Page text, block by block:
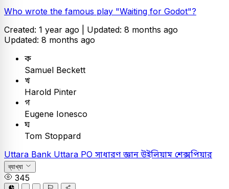
Who wrote the famous play "Waiting for Godot"?
Created: 1 year ago | Updated: 8 months ago
Updated: 8 months ago
ক
Samuel Beckett
খ
Harold Pinter
গ
Eugene Ionesco
ঘ
Tom Stoppard
Uttara Bank Uttara PO সাধারণ জ্ঞানউইলিয়াম শেক্সপিয়ার
ব্যাখ্যা
345